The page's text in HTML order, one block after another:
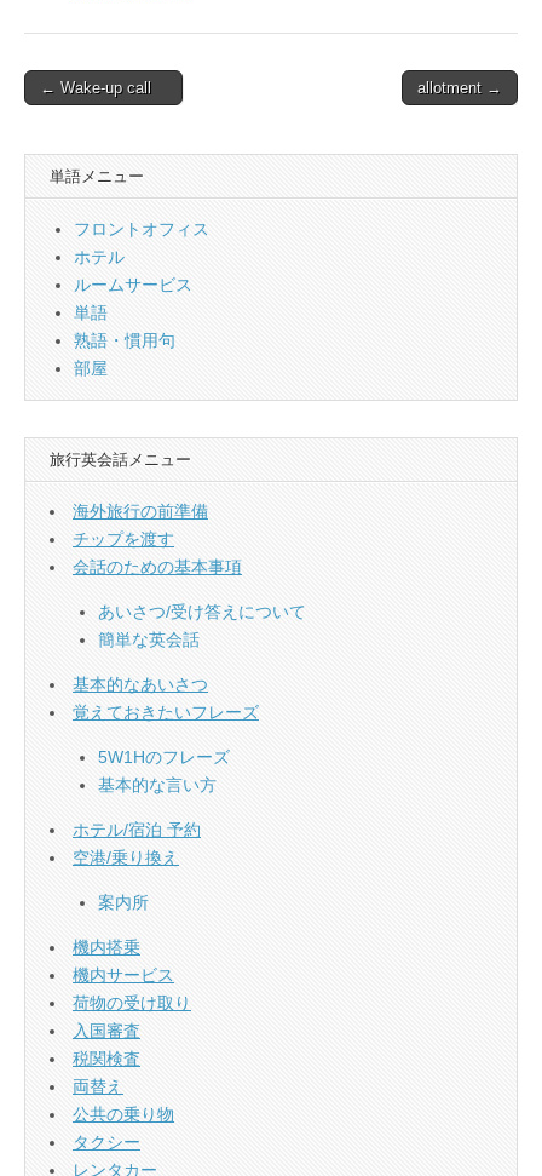
Post
← Wake-up call allotment →
単語メニュー
フロントオフィス
ホテル
ルームサービス
単語
熟語・慣用句
部屋
旅行英会話メニュー
海外旅行の前準備
チップを渡す
会話のための基本事項
あいさつ/受け答えについて
簡単な英会話
基本的なあいさつ
覚えておきたいフレーズ
5W1Hのフレーズ
基本的な言い方
ホテル/宿泊 予約
空港/乗り換え
案内所
機内搭乗
機内サービス
荷物の受け取り
入国審査
税関検査
両替え
公共の乗り物
タクシー
レンタカー